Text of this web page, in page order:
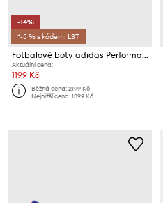
-14%
*-5 % s kódem: LST
Fotbalové boty adidas Performance Copa Pure 2 League
Aktuální cena:
1199 Kč
Běžná cena:2199 Kč
Nejnižší cena:1399 Kč